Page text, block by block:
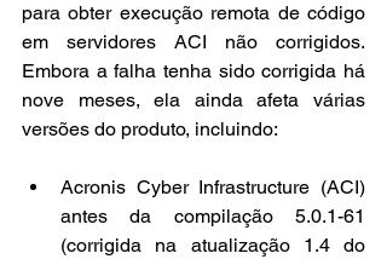
para obter execução remota de código
em servidores ACI não corrigidos.
Embora a falha tenha sido corrigida há
nove meses, ela ainda afeta várias
versões do produto, incluindo:
Acronis Cyber Infrastructure (ACI)
antes da compilação 5.0.1-61
(corrigida na atualização 1.4 do